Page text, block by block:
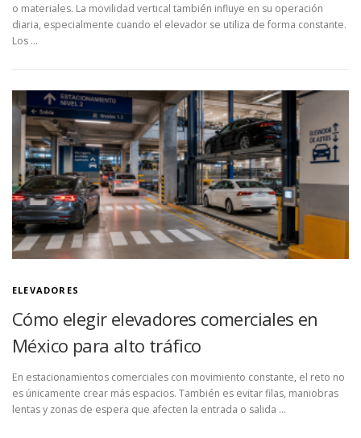
o materiales. La movilidad vertical también influye en su operación
diaria, especialmente cuando el elevador se utiliza de forma constante.
Los …
ELEVADORES
Cómo elegir elevadores comerciales en
México para alto tráfico
En estacionamientos comerciales con movimiento constante, el reto no
es únicamente crear más espacios. También es evitar filas, maniobras
lentas y zonas de espera que afecten la entrada o salida …